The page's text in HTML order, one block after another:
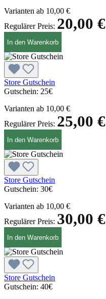
Varianten ab 10,00 €
Regulärer Preis: 20,00 €
In den Warenkorb
Store Gutschein
Gutschein: 25€
Varianten ab 10,00 €
Regulärer Preis: 25,00 €
In den Warenkorb
Store Gutschein
Gutschein: 30€
Varianten ab 10,00 €
Regulärer Preis: 30,00 €
In den Warenkorb
Store Gutschein
Gutschein: 40€